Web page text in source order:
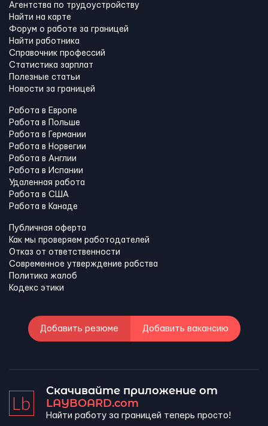
Агентства по трудоустройству
Найти на карте
Форум о работе за границей
Найти работника
Справочник профессий
Статистика зарплат
Полезные статьи
Новости за границей
Работа в Европе
Работа в Польше
Работа в Германии
Работа в Норвегии
Работа в Англии
Работа в Испании
Удаленная работа
Работа в США
Работа в Канадe
Публичная оферта
Как мы проверяем работодателей
Отказ от ответственности
Современное утверждение рабства
Политика жалоб
Кодекс этики
Добавить резюме Добавить вакансию
Скачивайте приложение от
LAYBOARD.com
Найти работу за границей теперь просто!